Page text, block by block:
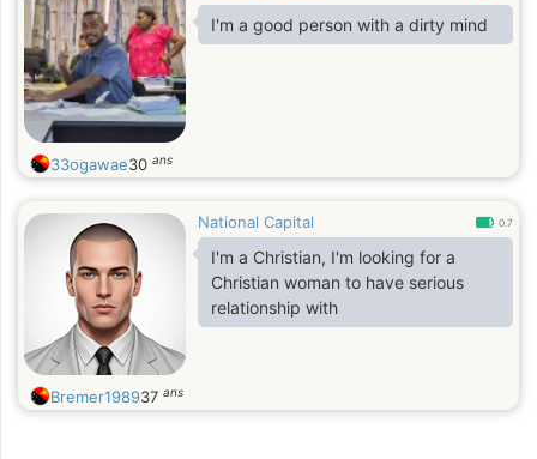
I'm a good person with a dirty mind
33ogawae30 ans
National Capital 0.7
I'm a Christian, I'm looking for a
Christian woman to have serious
relationship with
Bremer198937 ans